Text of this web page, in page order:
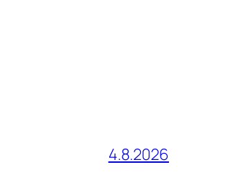
4.8.2026